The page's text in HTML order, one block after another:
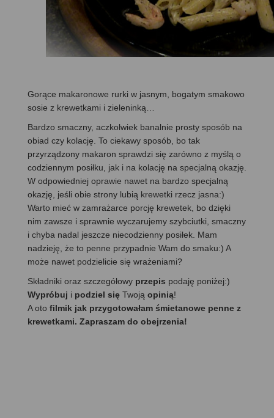
Gorące makaronowe rurki w jasnym, bogatym smakowo
sosie z krewetkami i zieleninką…
Bardzo smaczny, aczkolwiek banalnie prosty sposób na
obiad czy kolację. To ciekawy sposób, bo tak
przyrządzony makaron sprawdzi się zarówno z myślą o
codziennym posiłku, jak i na kolację na specjalną okazję.
W odpowiedniej oprawie nawet na bardzo specjalną
okazję, jeśli obie strony lubią krewetki rzecz jasna:)
Warto mieć w zamrażarce porcję krewetek, bo dzięki
nim zawsze i sprawnie wyczarujemy szybciutki, smaczny
i chyba nadal jeszcze niecodzienny posiłek. Mam
nadzieję, że to penne przypadnie Wam do smaku:) A
może nawet podzielicie się wrażeniami?
Składniki oraz szczegółowy przepis podaję poniżej:)
Wypróbuj i podziel się Twoją opinią!
A oto filmik jak przygotowałam śmietanowe penne z
krewetkami. Zapraszam do obejrzenia!